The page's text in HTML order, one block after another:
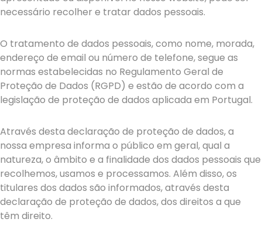
necessário recolher e tratar dados pessoais.
O tratamento de dados pessoais, como nome, morada,
endereço de email ou número de telefone, segue as
normas estabelecidas no Regulamento Geral de
Proteção de Dados (RGPD) e estão de acordo com a
legislação de proteção de dados aplicada em Portugal.
Através desta declaração de proteção de dados, a
nossa empresa informa o público em geral, qual a
natureza, o âmbito e a finalidade dos dados pessoais que
recolhemos, usamos e processamos. Além disso, os
titulares dos dados são informados, através desta
declaração de proteção de dados, dos direitos a que
têm direito.